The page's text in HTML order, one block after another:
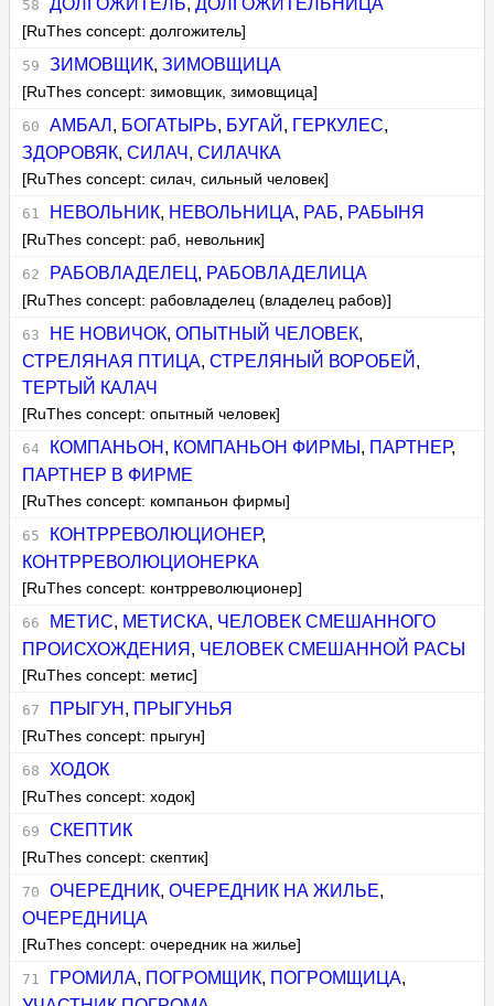
[RuThes concept: долгожитель]
ЗИМОВЩИК, ЗИМОВЩИЦА
[RuThes concept: зимовщик, зимовщица]
АМБАЛ , БОГАТЫРЬ, БУГАЙ , ГЕРКУЛЕС,
ЗДОРОВЯК,СИЛАЧ ,СИЛАЧКА
[RuThes concept: силач, сильный человек]
НЕВОЛЬНИК, НЕВОЛЬНИЦА, РАБ, РАБЫНЯ
[RuThes concept: раб, невольник]
РАБОВЛАДЕЛЕЦ , РАБОВЛАДЕЛИЦА
[RuThes concept: рабовладелец (владелец рабов)]
НЕ НОВИЧОК, ОПЫТНЫЙ ЧЕЛОВЕК,
СТРЕЛЯНАЯ ПТИЦА,СТРЕЛЯНЫЙ ВОРОБЕЙ ,
ТЕРТЫЙ КАЛАЧ
[RuThes concept: опытный человек]
КОМПАНЬОН , КОМПАНЬОН ФИРМЫ , ПАРТНЕР,
ПАРТНЕР В ФИРМЕ
[RuThes concept: компаньон фирмы]
КОНТРРЕВОЛЮЦИОНЕР,
КОНТРРЕВОЛЮЦИОНЕРКА
[RuThes concept: контрреволюционер]
МЕТИС, МЕТИСКА, ЧЕЛОВЕК СМЕШАННОГО
ПРОИСХОЖДЕНИЯ , ЧЕЛОВЕК СМЕШАННОЙ РАСЫ
[RuThes concept: метис]
ПРЫГУН , ПРЫГУНЬЯ
[RuThes concept: прыгун]
ХОДОК
[RuThes concept: ходок]
СКЕПТИК
[RuThes concept: скептик]
ОЧЕРЕДНИК, ОЧЕРЕДНИК НА ЖИЛЬЕ,
ОЧЕРЕДНИЦА
[RuThes concept: очередник на жилье]
ГРОМИЛА, ПОГРОМЩИК, ПОГРОМЩИЦА,